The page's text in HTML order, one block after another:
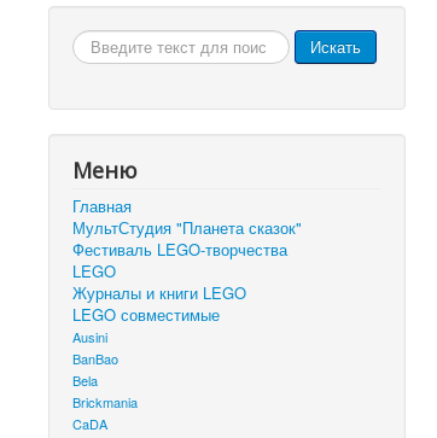
Искать... Искать
Меню
Главная
МультСтудия "Планета сказок"
Фестиваль LEGO-творчества
LEGO
Журналы и книги LEGO
LEGO совместимые
Ausini
BanBao
Bela
Brickmania
CaDA